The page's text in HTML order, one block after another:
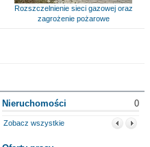
Rozszczelnienie sieci gazowej oraz
zagrożenie pożarowe
Nieruchomości 0
Zobacz wszystkie